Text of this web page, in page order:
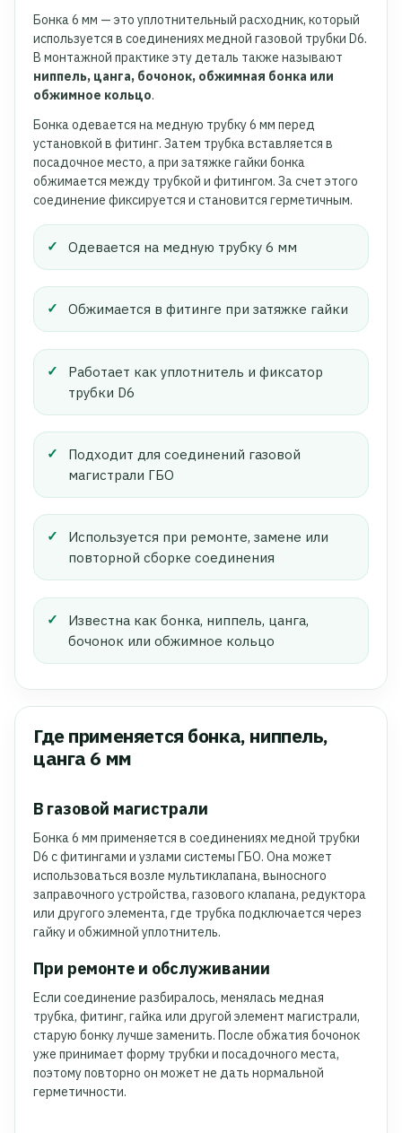
Бонка 6 мм — это уплотнительный расходник, который
используется в соединениях медной газовой трубки D6.
В монтажной практике эту деталь также называют
ниппель, цанга, бочонок, обжимная бонка или
обжимное кольцо.
Бонка одевается на медную трубку 6 мм перед
установкой в фитинг. Затем трубка вставляется в
посадочное место, а при затяжке гайки бонка
обжимается между трубкой и фитингом. За счет этого
соединение фиксируется и становится герметичным.
Одевается на медную трубку 6 мм
Обжимается в фитинге при затяжке гайки
Работает как уплотнитель и фиксатор
трубки D6
Подходит для соединений газовой
магистрали ГБО
Используется при ремонте, замене или
повторной сборке соединения
Известна как бонка, ниппель, цанга,
бочонок или обжимное кольцо
Где применяется бонка, ниппель,
цанга 6 мм
В газовой магистрали
Бонка 6 мм применяется в соединениях медной трубки
D6 с фитингами и узлами системы ГБО. Она может
использоваться возле мультиклапана, выносного
заправочного устройства, газового клапана, редуктора
или другого элемента, где трубка подключается через
гайку и обжимной уплотнитель.
При ремонте и обслуживании
Если соединение разбиралось, менялась медная
трубка, фитинг, гайка или другой элемент магистрали,
старую бонку лучше заменить. После обжатия бочонок
уже принимает форму трубки и посадочного места,
поэтому повторно он может не дать нормальной
герметичности.